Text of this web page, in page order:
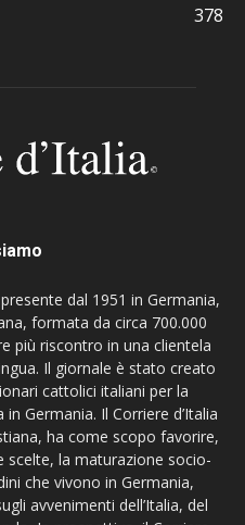
378
dal 1951 in Germania,
formata da circa 700.000
più riscontro in una clientela
Il giornale è stato creato
cattolici italiani per la
Germania. Il Corriere d’Italia
ha come scopo favorire,
scelte, la maturazione socio-
che vivono in Germania,
avvenimenti dell’Italia, del